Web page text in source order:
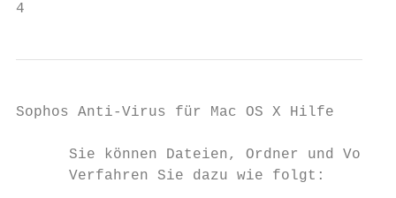
4
Sophos Anti-Virus für Mac OS X Hilfe
Sie können Dateien, Ordner und
      Verfahren Sie dazu wie folgt: